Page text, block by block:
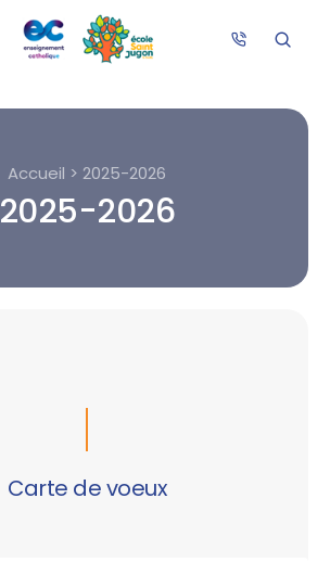
Accueil > 2025-2026
2025-2026
Carte de voeux